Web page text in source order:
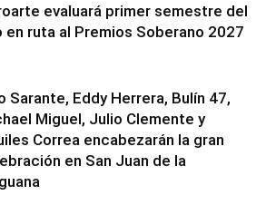
evaluará primer semestre del
en ruta al Premios Soberano 2027
Sarante, Eddy Herrera, Bulín 47,
Miguel, Julio Clemente y
Correa encabezarán la gran
en San Juan de la